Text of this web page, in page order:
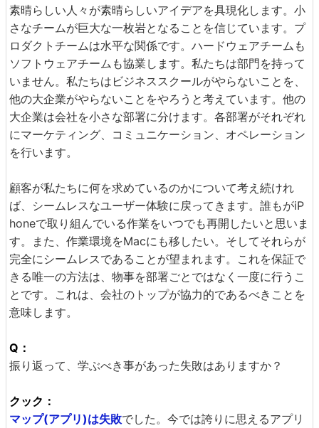
素晴らしい人々が素晴らしいアイデアを具現化します。小
さなチームが巨大な一枚岩となることを信じています。プ
ロダクトチームは水平な関係です。ハードウェアチームも
ソフトウェアチームも協業します。私たちは部門を持って
いません。私たちはビジネススクールがやらないことを、
他の大企業がやらないことをやろうと考えています。他の
大企業は会社を小さな部署に分けます。各部署がそれぞれ
にマーケティング、コミュニケーション、オペレーション
を行います。
顧客が私たちに何を求めているのかについて考え続けれ
ば、シームレスなユーザー体験に戻ってきます。誰もがiP
honeで取り組んでいる作業をいつでも再開したいと思いま
す。また、作業環境をMacにも移したい。そしてそれらが
完全にシームレスであることが望まれます。これを保証で
きる唯一の方法は、物事を部署ごとではなく一度に行うこ
とです。これは、会社のトップが協力的であるべきことを
意味します。
Q：
振り返って、学ぶべき事があった失敗はありますか？
クック：
マップ(アプリ)は失敗でした。今では誇りに思えるアプリ